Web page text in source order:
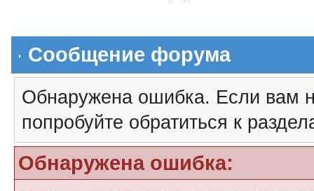
Сообщение форума
Обнаружена ошибка. Если вам
попробуйте обратиться к
Обнаружена ошибка: